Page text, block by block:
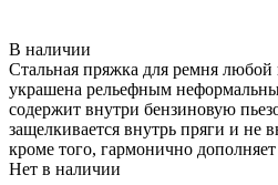
В наличии
Стальная пряжка для ремня
украшена рельефным
содержит внутри бензиновую
защелкивается внутрь пряги и не
кроме того, гармонично
Нет в наличии